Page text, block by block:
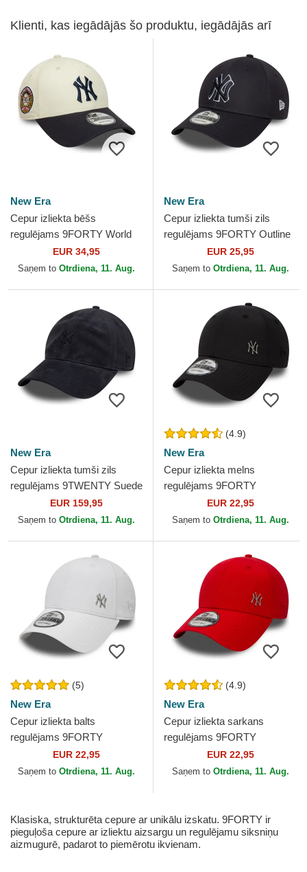
Klienti, kas iegādājās šo produktu, iegādājās arī
New Era
Cepur izliekta bēšs
regulējams 9FORTY World
Series no New York Yankees
MLB no New Era
EUR 34,95
Saņem to Otrdiena, 11. Aug.
New Era
Cepur izliekta tumši zils
regulējams 9FORTY Outline
no New York Yankees MLB
no New Era
EUR 25,95
Saņem to Otrdiena, 11. Aug.
New Era
Cepur izliekta tumši zils
regulējams 9TWENTY Suede
no New York Yankees MLB
no New Era
EUR 159,95
Saņem to Otrdiena, 11. Aug.
(4.9)
New Era
Cepur izliekta melns
regulējams 9FORTY
Flawless no New York
Yankees MLB no New Era
EUR 22,95
Saņem to Otrdiena, 11. Aug.
(5)
New Era
Cepur izliekta balts
regulējams 9FORTY
Flawless no New York
Yankees MLB no New Era
EUR 22,95
Saņem to Otrdiena, 11. Aug.
(4.9)
New Era
Cepur izliekta sarkans
regulējams 9FORTY
Flawless no New York
Yankees MLB no New Era
EUR 22,95
Saņem to Otrdiena, 11. Aug.
Klasiska, strukturēta cepure ar unikālu izskatu. 9FORTY ir
pieguļoša cepure ar izliektu aizsargu un regulējamu siksniņu
aizmugurē, padarot to piemērotu ikvienam.